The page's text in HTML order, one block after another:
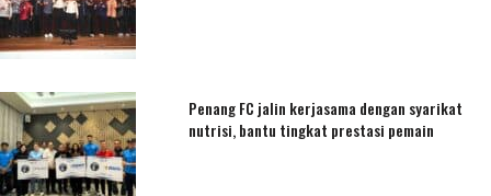
Penang FC jalin kerjasama dengan syarikat
nutrisi, bantu tingkat prestasi pemain